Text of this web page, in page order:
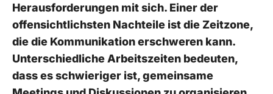
Herausforderungen mit⁤ sich.‌ Einer⁤ der ​
offensichtlichsten Nachteile⁣ ist die Zeitzone,​
die die Kommunikation erschweren kann.
Unterschiedliche Arbeitszeiten bedeuten,
dass es⁢ schwieriger ist, gemeinsame